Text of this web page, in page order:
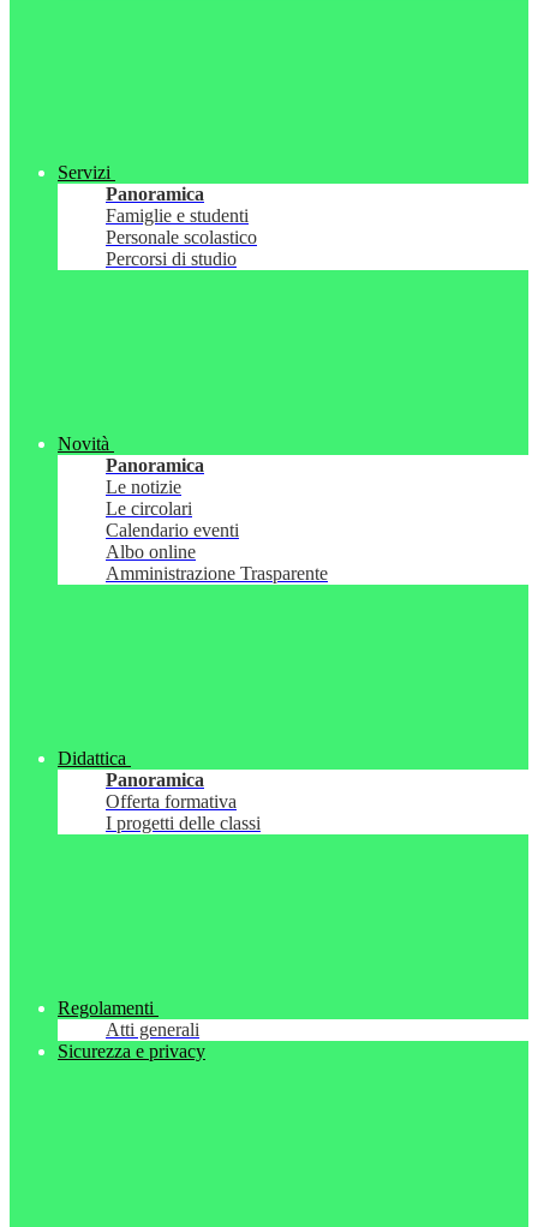
Servizi
Panoramica
Famiglie e studenti
Personale scolastico
Percorsi di studio
Novità
Panoramica
Le notizie
Le circolari
Calendario eventi
Albo online
Amministrazione Trasparente
Didattica
Panoramica
Offerta formativa
I progetti delle classi
Regolamenti
Atti generali
Sicurezza e privacy